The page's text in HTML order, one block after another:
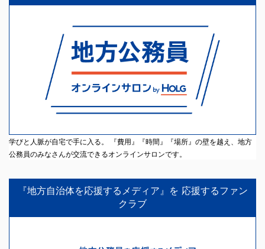
学びと人脈が自宅で手に入る。 『費用』『時間』『場所』の壁を越え、地方
公務員のみなさんが交流できるオンラインサロンです。
『地方自治体を応援するメディア』を 応援するファン
クラブ